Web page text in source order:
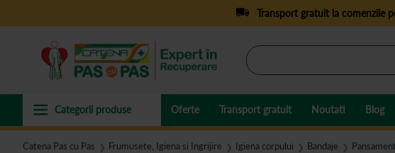
Transport gratuit la comenzile
Oferte Transport gratuit Noutati Blog
Catena Pas cu Pas ❯ Frumusete, Igiena si Ingrijire ❯ Igiena corpului ❯ Bandaje ❯